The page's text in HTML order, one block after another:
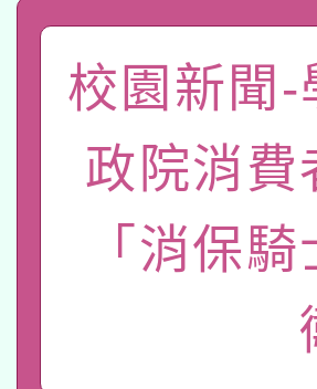
礎課程
A3數位素養
「數位內容
pilot」
有關大陸委
薪期間赴陸
轉知經濟部
業技術研究
用水績優單
115年8月
桃園市孔廟
開 智慧啟航
2026年桃園
本校115學
校園新聞
政院消費
「消保